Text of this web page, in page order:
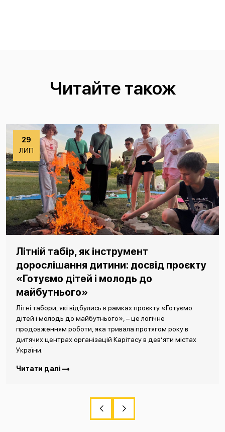
Читайте також
29
ЛИП
Літній табір, як інструмент
дорослішання дитини: досвід проєкту
«Готуємо дітей і молодь до
майбутнього»
Літні табори, які відбулись в рамках проєкту «Готуємо
дітей і молодь до майбутнього», – це логічне
продовженням роботи, яка тривала протягом року в
дитячих центрах організацій Карітасу в дев’яти містах
України.
Читати далі